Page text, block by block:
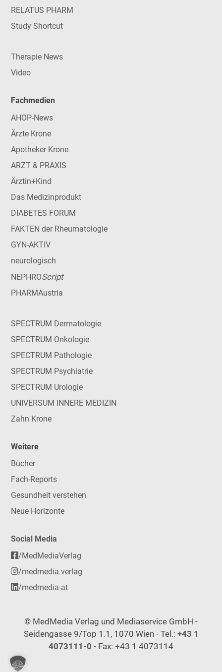
RELATUS PHARM
Study Shortcut
Therapie News
Video
Fachmedien
AHOP-News
Ärzte Krone
Apotheker Krone
ARZT & PRAXIS
Ärztin+Kind
Das Medizinprodukt
DIABETES FORUM
FAKTEN der Rheumatologie
GYN-AKTIV
neurologisch
NEPHROScript
PHARMAustria
SPECTRUM Dermatologie
SPECTRUM Onkologie
SPECTRUM Pathologie
SPECTRUM Psychiatrie
SPECTRUM Urologie
UNIVERSUM INNERE MEDIZIN
Zahn Krone
Weitere
Bücher
Fach-Reports
Gesundheit verstehen
Neue Horizonte
Social Media
/MedMediaVerlag
/medmedia.verlag
/medmedia-at
© MedMedia Verlag und Mediaservice GmbH -
Seidengasse 9/Top 1.1, 1070 Wien - Tel.: +43 1
4073111-0 - Fax: +43 1 4073114